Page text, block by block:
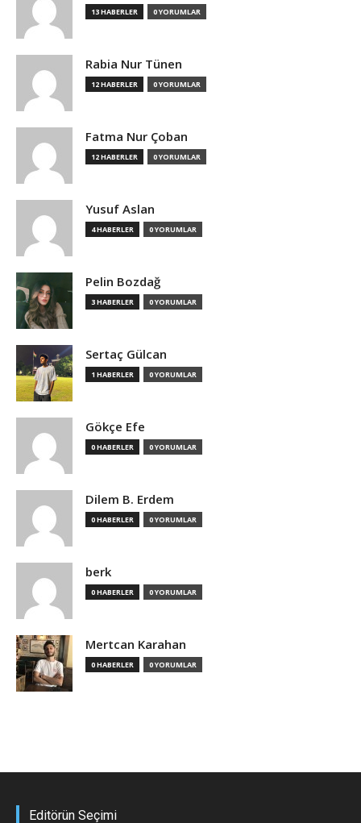
13 HABERLER 0 YORUMLAR
Rabia Nur Tünen
12 HABERLER 0 YORUMLAR
Fatma Nur Çoban
12 HABERLER 0 YORUMLAR
Yusuf Aslan
4 HABERLER 0 YORUMLAR
Pelin Bozdağ
3 HABERLER 0 YORUMLAR
Sertaç Gülcan
1 HABERLER 0 YORUMLAR
Gökçe Efe
0 HABERLER 0 YORUMLAR
Dilem B. Erdem
0 HABERLER 0 YORUMLAR
berk
0 HABERLER 0 YORUMLAR
Mertcan Karahan
0 HABERLER 0 YORUMLAR
Editörün Seçimi